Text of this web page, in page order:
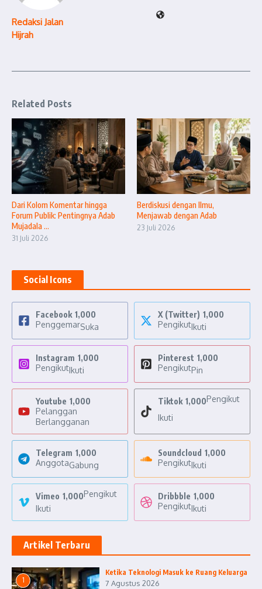
Redaksi Jalan
Hijrah
Related Posts
Dari Kolom Komentar hingga
Forum Publik: Pentingnya Adab
Mujadala ...
31 Juli 2026
Berdiskusi dengan Ilmu,
Menjawab dengan Adab
23 Juli 2026
Social Icons
Facebook 1,000
PenggemarSuka
X (Twitter) 1,000
PengikutIkuti
Instagram 1,000
PengikutIkuti
Pinterest 1,000
PengikutPin
Youtube 1,000
Pelanggan
Berlangganan
Tiktok 1,000Pengikut
Ikuti
Telegram 1,000
AnggotaGabung
Soundcloud 1,000
PengikutIkuti
Vimeo 1,000Pengikut
Ikuti
Dribbble 1,000
PengikutIkuti
Artikel Terbaru
1
Ketika Teknologi Masuk ke Ruang Keluarga
7 Agustus 2026